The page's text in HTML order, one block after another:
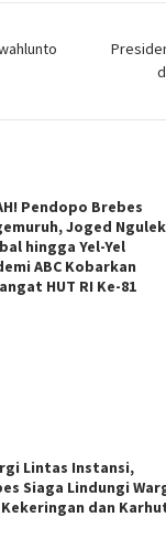
Pendopo Brebes
Joged Ngulek
hingga Yel-Yel
ABC Kobarkan
HUT RI Ke-81
Lintas Instansi,
Siaga Lindungi
dan